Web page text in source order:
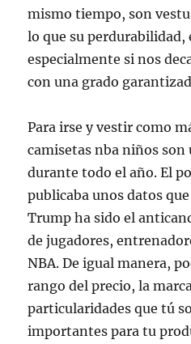
mismo tiempo, son
lo que su perdurabilidad,
especialmente si nos
con una grado
Para irse y vestir como
camisetas nba niños
durante todo el año. El
publicaba unos datos
Trump ha sido el
de jugadores,
NBA. De igual manera,
rango del precio, la
particularidades que tú
importantes para tu